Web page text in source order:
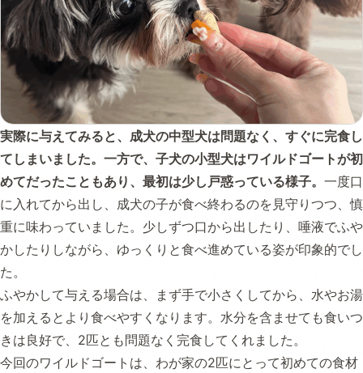
実際に与えてみると、成犬の中型犬は問題なく、すぐに完食し
てしまいました。一方で、子犬の小型犬はワイルドゴートが初
めてだったこともあり、最初は少し戸惑っている様子。 一度口
に入れてから出し、成犬の子が食べ終わるのを見守りつつ、慎
重に味わっていました。少しずつ口から出したり、唾液でふや
かしたりしながら、ゆっくりと食べ進めている姿が印象的でし
た。
ふやかして与える場合は、まず手で小さくしてから、水やお湯
を加えるとより食べやすくなります。水分を含ませても食いつ
きは良好で、2匹とも問題なく完食してくれました。
今回のワイルドゴートは、わが家の2匹にとって初めての食材